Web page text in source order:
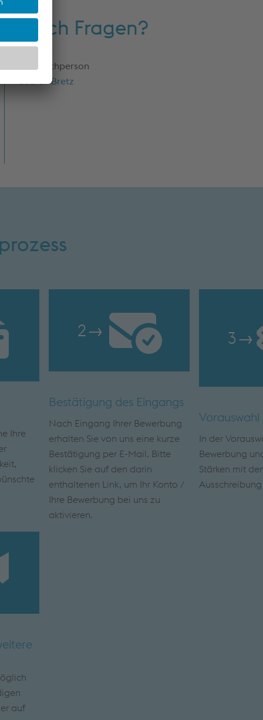
Noch Fragen?
Ansprechperson
Lauren Bretz
Ihre
2→
Bestätigung des Eingangs
Nach Eingang Ihrer Bewerbung
erhalten Sie von uns eine kurze
Bestätigung per E-Mail. Bitte
klicken Sie auf den darin
enthaltenen Link, um Ihr Konto /
Ihre Bewerbung bei uns zu
aktivieren.
3→
Vorauswahl
In der
Bewerbung
Stärken mit
auf